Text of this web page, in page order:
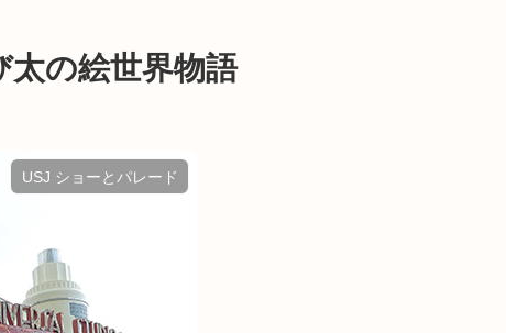
太の絵世界物語
USJ ショーとパレード